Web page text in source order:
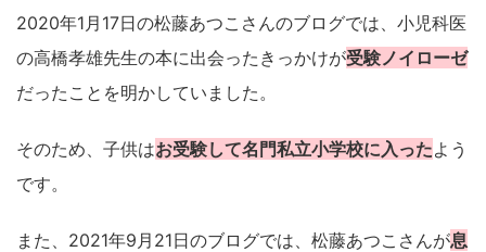
2020年1月17日の松藤あつこさんのブログでは、小児科医
の高橋孝雄先生の本に出会ったきっかけが受験ノイローゼ
だったことを明かしていました。
そのため、子供はお受験して名門私立小学校に入ったよう
です。
また、2021年9月21日のブログでは、松藤あつこさんが息